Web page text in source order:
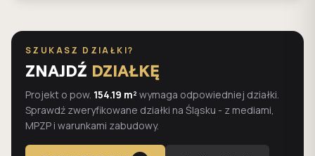
SZUKASZ DZIAŁKI?
ZNAJDŹ DZIAŁKĘ
Projekt o pow. 154.19 m² wymaga odpowiedniej działki.
Sprawdź zweryfikowane działki na Śląsku - z mediami,
MPZP i warunkami zabudowy.